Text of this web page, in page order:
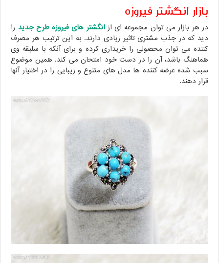
بازار انگشتر فیروزه
در هر بازار می توان مجموعه ای ازانگشتر های فیروزه طرح جدید را
دید که در جذب مشتری تاثیر زیادی دارند. به این ترتیب هر مصرف
کننده می توان محصولی را خریداری کرده و برای آنکه با سلیقه وی
هماهنگ باشد، آن را در دست خود امتحان می کند. همین موضوع
سبب شده عرضه کننده ها مدل های متنوع و زیبایی را در اختیار آنها
قرار دهند.